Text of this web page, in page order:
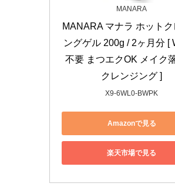
MANARA
MANARA マナラ ホット
ングゲル 200g / 2ヶ月分 [
不要 まつエクOK メイク
クレンジング ]
X9-6WL0-BWPK
Amazonで見る
楽天市場で見る